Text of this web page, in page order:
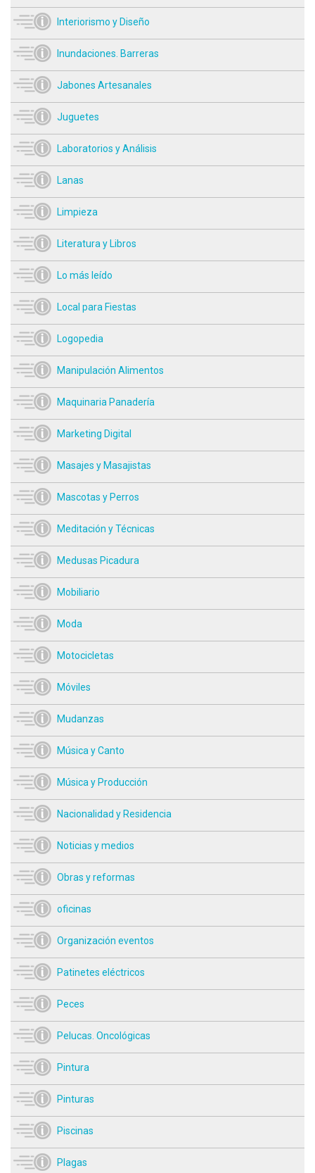
Interiorismo y Diseño
Inundaciones. Barreras
Jabones Artesanales
Juguetes
Laboratorios y Análisis
Lanas
Limpieza
Literatura y Libros
Lo más leído
Local para Fiestas
Logopedia
Manipulación Alimentos
Maquinaria Panadería
Marketing Digital
Masajes y Masajistas
Mascotas y Perros
Meditación y Técnicas
Medusas Picadura
Mobiliario
Moda
Motocicletas
Móviles
Mudanzas
Música y Canto
Música y Producción
Nacionalidad y Residencia
Noticias y medios
Obras y reformas
oficinas
Organización eventos
Patinetes eléctricos
Peces
Pelucas. Oncológicas
Pintura
Pinturas
Piscinas
Plagas